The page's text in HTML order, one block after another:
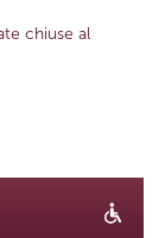
chiuse al